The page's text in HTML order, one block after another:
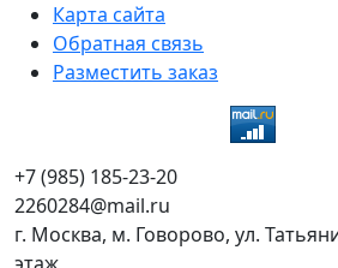
Карта сайта
Обратная связь
Разместить заказ
+7 (985) 185-23-20
2260284@mail.ru
г. Москва, м. Говорово, ул.